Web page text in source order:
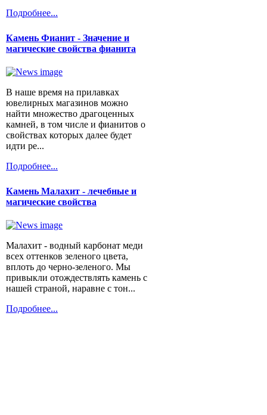
Подробнее...
Камень Фианит - Значение и
магические свойства фианита
В наше время на прилавках
ювелирных магазинов можно
найти множество драгоценных
камней, в том числе и фианитов о
свойствах которых далее будет
идти ре...
Подробнее...
Камень Малахит - лечебные и
магические свойства
Малахит - водный карбонат меди
всех оттенков зеленого цвета,
вплоть до черно-зеленого. Мы
привыкли отождествлять камень с
нашей страной, наравне с тон...
Подробнее...